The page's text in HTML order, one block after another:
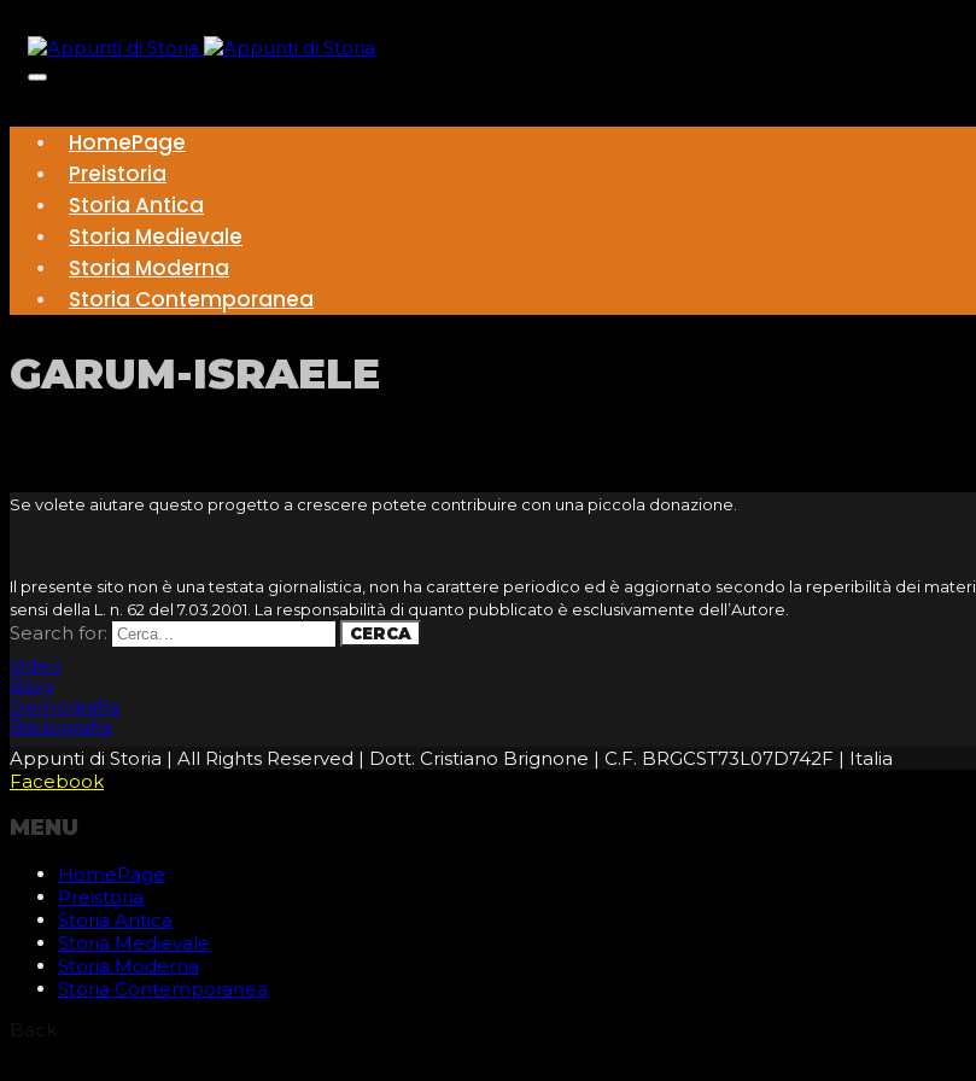
HomePage
Preistoria
Storia Antica
Storia Medievale
Storia Moderna
Storia Contemporanea
GARUM-ISRAELE
Se volete aiutare questo progetto a crescere potete contribuire con una piccola donazione.
Il presente sito non è una testata giornalistica, non ha carattere periodico ed è aggiornato secondo la reperibilità dei
sensi della L. n. 62 del 7.03.2001. La responsabilità di quanto pubblicato è esclusivamente dell’Autore.
Search for:
Video
Blog
Demografia
Bibliografia
Appunti di Storia | All Rights Reserved | Dott. Cristiano Brignone | C.F. BRGCST73L07D742F | Italia
Facebook
MENU
HomePage
Preistoria
Storia Antica
Storia Medievale
Storia Moderna
Storia Contemporanea